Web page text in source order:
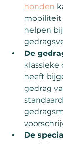
honden
mobiliteit
helpen
De
klassieke
heeft
gedrag
De